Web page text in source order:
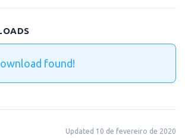
found!
Updated 10 de fevereiro de 2020